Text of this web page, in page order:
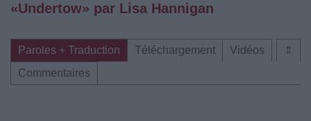
«Undertow» par Lisa Hannigan
⇑
Paroles + Traduction Téléchargement
Vidéos
Commentaires